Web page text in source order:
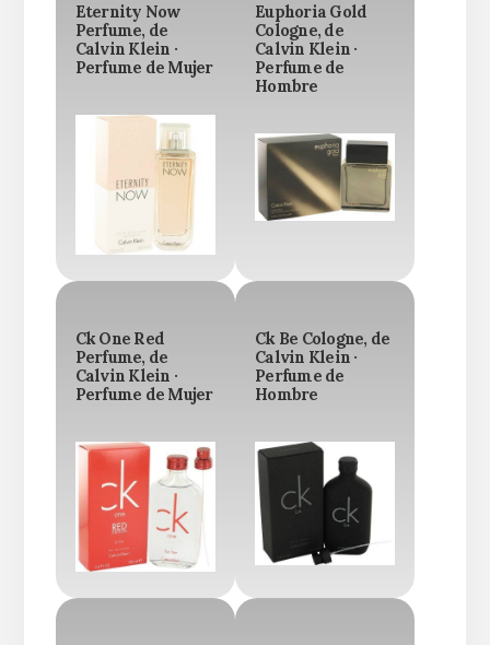
Eternity Now
Perfume, de
Calvin Klein ·
Perfume de Mujer
Euphoria Gold
Cologne, de
Calvin Klein ·
Perfume de
Hombre
Ck One Red
Perfume, de
Calvin Klein ·
Perfume de Mujer
Ck Be Cologne, de
Calvin Klein ·
Perfume de
Hombre